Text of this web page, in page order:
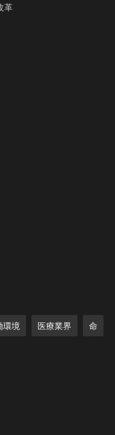
革
環境 医療業界 命